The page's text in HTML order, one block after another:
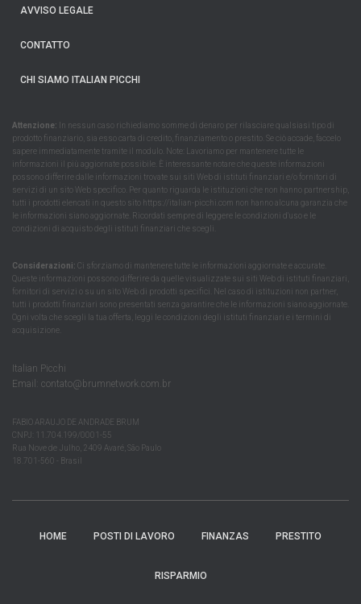
AVVISO LEGALE
CONTATTO
CHI SIAMO ITALIAN PICCHI
Attenzione: In nessun caso richiediamo somme di denaro per rilasciare qualsiasi tipo di
prodotto finanziario, sia esso carta di credito, finanziamento o prestito. Se ciò accade, faccelo
sapere immediatamente tramite il modulo. Note: Lavoriamo per mantenere tutte le
informazioni il più aggiornate possibile. È interessante notare che queste informazioni
possono differire dalle informazioni trovate sui siti Web di istituti finanziari e/o fornitori di
servizi di un sito Web specifico. Per quanto riguarda le istituzioni che non hanno partnership,
tutti i prodotti elencati in questo sito https://italian-picchi.com non hanno alcuna garanzia che
le informazioni siano aggiornate. Ricordati sempre di leggere le condizioni d'uso e le
condizioni di acquisto degli istituti finanziari che scegli.
Considerazioni: Ci sforziamo di mantenere tutte le informazioni aggiornate e accurate.
Queste informazioni possono differire da quelle visualizzate sui siti Web di istituti finanziari,
fornitori di servizi o su un sito Web di prodotti specifici. Nel caso di istituzioni non partner,
tutti i prodotti finanziari sono presentati senza garantire che le informazioni siano aggiornate.
Ogni volta che scegli la tua offerta, leggi le condizioni degli istituti finanziari e i termini di
acquisizione.
Italian Picchi
Email: contato@brumnetwork.com.br
FABIO ARAUJO DE ANDRADE BRUM
CNPJ: 11.704.199/0001-55
Rua Nove de Julho, 2409 Avaré, São Paulo
18.701-560 - Brasil
HOME POSTI DI LAVORO FINANZAS PRESTITO
RISPARMIO